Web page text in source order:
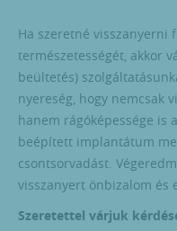
Ha szeretné visszanyerni
természetességét, akkor
beültetés)
nyereség, hogy nemcsak
hanem rágóképessége is
beépített implantátum
csontsorvadást.
visszanyert önbizalom és
Szeretettel várjuk